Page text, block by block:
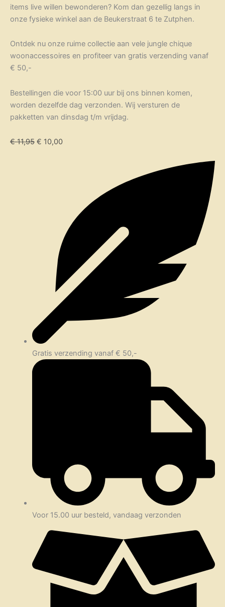
items live willen bewonderen? Kom dan gezellig langs in
onze fysieke winkel aan de Beukerstraat 6 te Zutphen.
Ontdek nu onze ruime collectie aan vele jungle chique
woonaccessoires en profiteer van gratis verzending vanaf
€ 50,-
Bestellingen die voor 15:00 uur bij ons binnen komen,
worden dezelfde dag verzonden. Wij versturen de
pakketten van dinsdag t/m vrijdag.
€11,95 € 10,00
Gratis verzending vanaf € 50,-
Voor 15.00 uur besteld, vandaag verzonden